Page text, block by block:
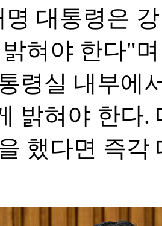
대통령은
혀야 한다"
령실 내부에
밝혀야 한다.
했다면 즉